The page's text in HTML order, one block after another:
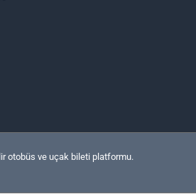
otobüs ve uçak bileti platformu.